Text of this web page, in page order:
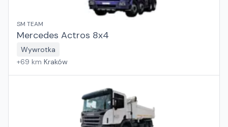
SM TEAM
Mercedes Actros 8x4
Wywrotka
+69 km Kraków